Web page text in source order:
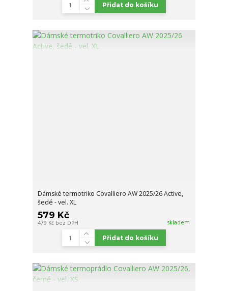
Přidat do košíku
Dámské termotriko Covalliero AW 2025/26 Active,
šedé - vel. XL
579 Kč
479 Kč bez DPH skladem
Přidat do košíku